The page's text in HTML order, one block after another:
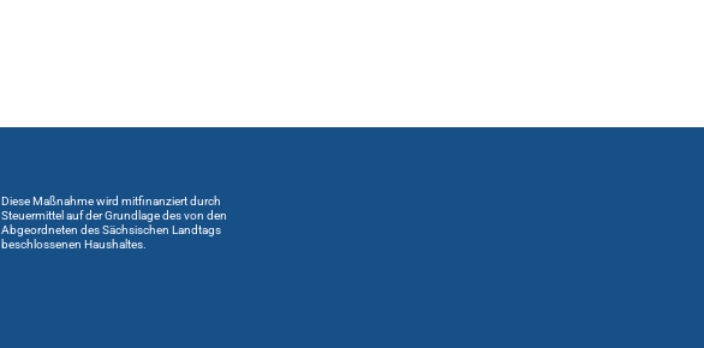
Diese Maßnahme wird mitfinanziert durch
Steuermittel auf der Grundlage des von den
Abgeordneten des Sächsischen Landtags
beschlossenen Haushaltes.